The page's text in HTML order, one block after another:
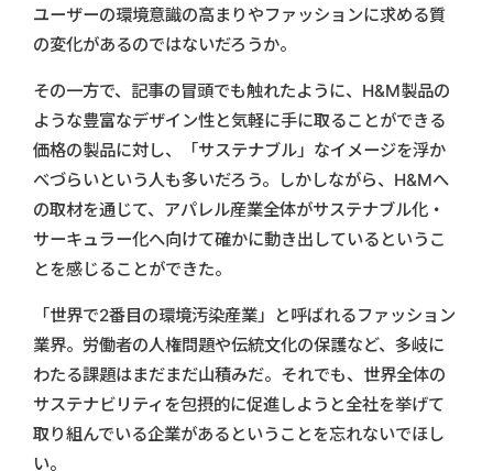
ユーザーの環境意識の高まりやファッションに求める質
の変化があるのではないだろうか。
その一方で、記事の冒頭でも触れたように、H&M製品の
ような豊富なデザイン性と気軽に手に取ることができる
価格の製品に対し、「サステナブル」なイメージを浮か
べづらいという人も多いだろう。しかしながら、H&Mへ
の取材を通じて、アパレル産業全体がサステナブル化・
サーキュラー化へ向けて確かに動き出しているというこ
とを感じることができた。
「世界で2番目の環境汚染産業」と呼ばれるファッション
業界。労働者の人権問題や伝統文化の保護など、多岐に
わたる課題はまだまだ山積みだ。それでも、世界全体の
サステナビリティを包摂的に促進しようと全社を挙げて
取り組んでいる企業があるということを忘れないでほし
い。